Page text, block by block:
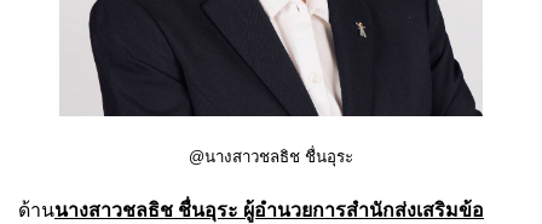
@นางสาวชลธิช ชื่นอุระ
ด้านนางสาวชลธิช ชื่นอุระ ผู้อำนวยการสำนักส่งเสริมข้อ